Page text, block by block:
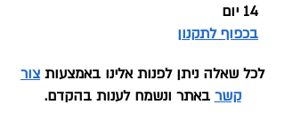
14 יום
בכפוף לתקנון
לכל שאלה ניתן לפנות אלינו באמצעות צור
קשר באתר ונשמח לענות בהקדם.